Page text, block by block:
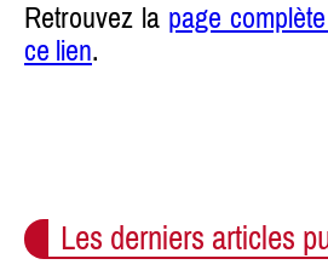
Retrouvez la page
ce lien.
Les derniers articles